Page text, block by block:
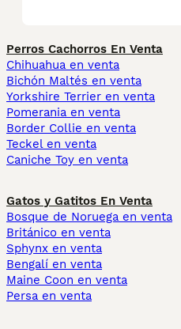
Perros Cachorros En Venta
Chihuahua en venta
Bichón Maltés en venta
Yorkshire Terrier en venta
Pomerania en venta
Border Collie en venta
Teckel en venta
Caniche Toy en venta
Gatos y Gatitos En Venta
Bosque de Noruega en venta
Británico en venta
Sphynx en venta
Bengalí en venta
Maine Coon en venta
Persa en venta